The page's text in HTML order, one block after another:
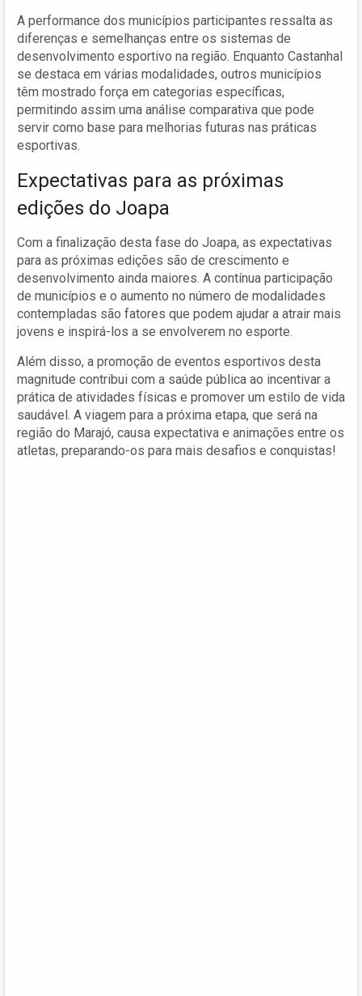
A performance dos municípios participantes ressalta as
diferenças e semelhanças entre os sistemas de
desenvolvimento esportivo na região. Enquanto Castanhal
se destaca em várias modalidades, outros municípios
têm mostrado força em categorias específicas,
permitindo assim uma análise comparativa que pode
servir como base para melhorias futuras nas práticas
esportivas.
Expectativas para as próximas
edições do Joapa
Com a finalização desta fase do Joapa, as expectativas
para as próximas edições são de crescimento e
desenvolvimento ainda maiores. A contínua participação
de municípios e o aumento no número de modalidades
contempladas são fatores que podem ajudar a atrair mais
jovens e inspirá-los a se envolverem no esporte.
Além disso, a promoção de eventos esportivos desta
magnitude contribui com a saúde pública ao incentivar a
prática de atividades físicas e promover um estilo de vida
saudável. A viagem para a próxima etapa, que será na
região do Marajó, causa expectativa e animações entre os
atletas, preparando-os para mais desafios e conquistas!